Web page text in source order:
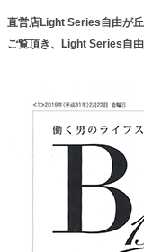
直営店Light Series自由が
ご覧頂き、Light Series自